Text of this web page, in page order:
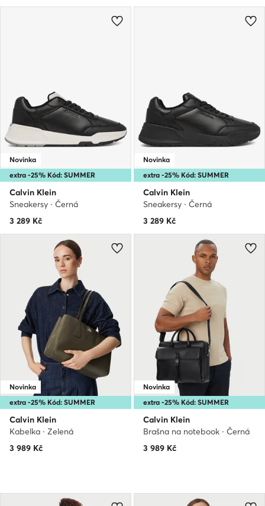
extra -25% Kód: SUMMER
Novinka
Calvin Klein
Sneakersy · Černá
3 289 Kč
extra -25% Kód: SUMMER
Novinka
Calvin Klein
Sneakersy · Černá
3 289 Kč
extra -25% Kód: SUMMER
Novinka
Calvin Klein
Kabelka · Zelená
3 989 Kč
extra -25% Kód: SUMMER
Novinka
Calvin Klein
Brašna na notebook · Černá
3 989 Kč